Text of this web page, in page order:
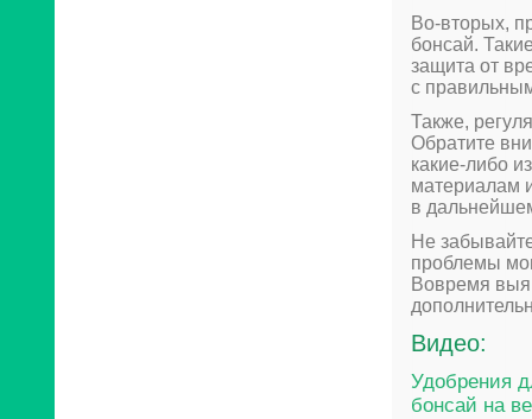
Во-вторых,
бонсай.
защита от
с
Также,
Обратите
какие-либо
материалам
в
Не
проблемы
Вовремя
Видео:
Удобрения
бонсай на